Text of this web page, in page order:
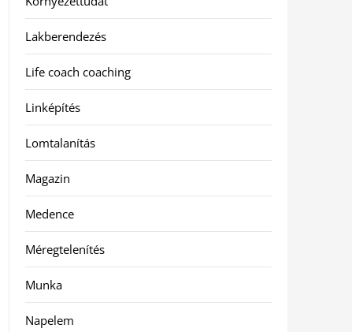
Lakberendezés
Life coach coaching
Linképítés
Lomtalanítás
Magazin
Medence
Méregtelenítés
Munka
Napelem